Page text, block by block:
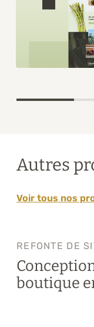
Autres
Voir tous nos
REFONTE DE
boutique